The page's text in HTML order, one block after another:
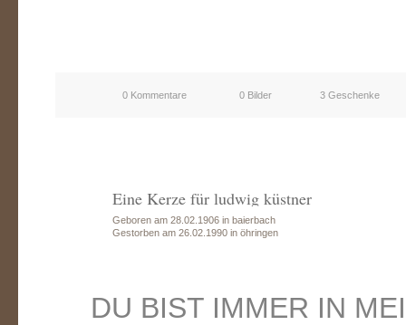
0 Kommentare 0 Bilder 3 Geschenke
Eine Kerze für ludwig küstner
Geboren am 28.02.1906 in baierbach
Gestorben am 26.02.1990 in öhringen
DU BIST IMMER IN